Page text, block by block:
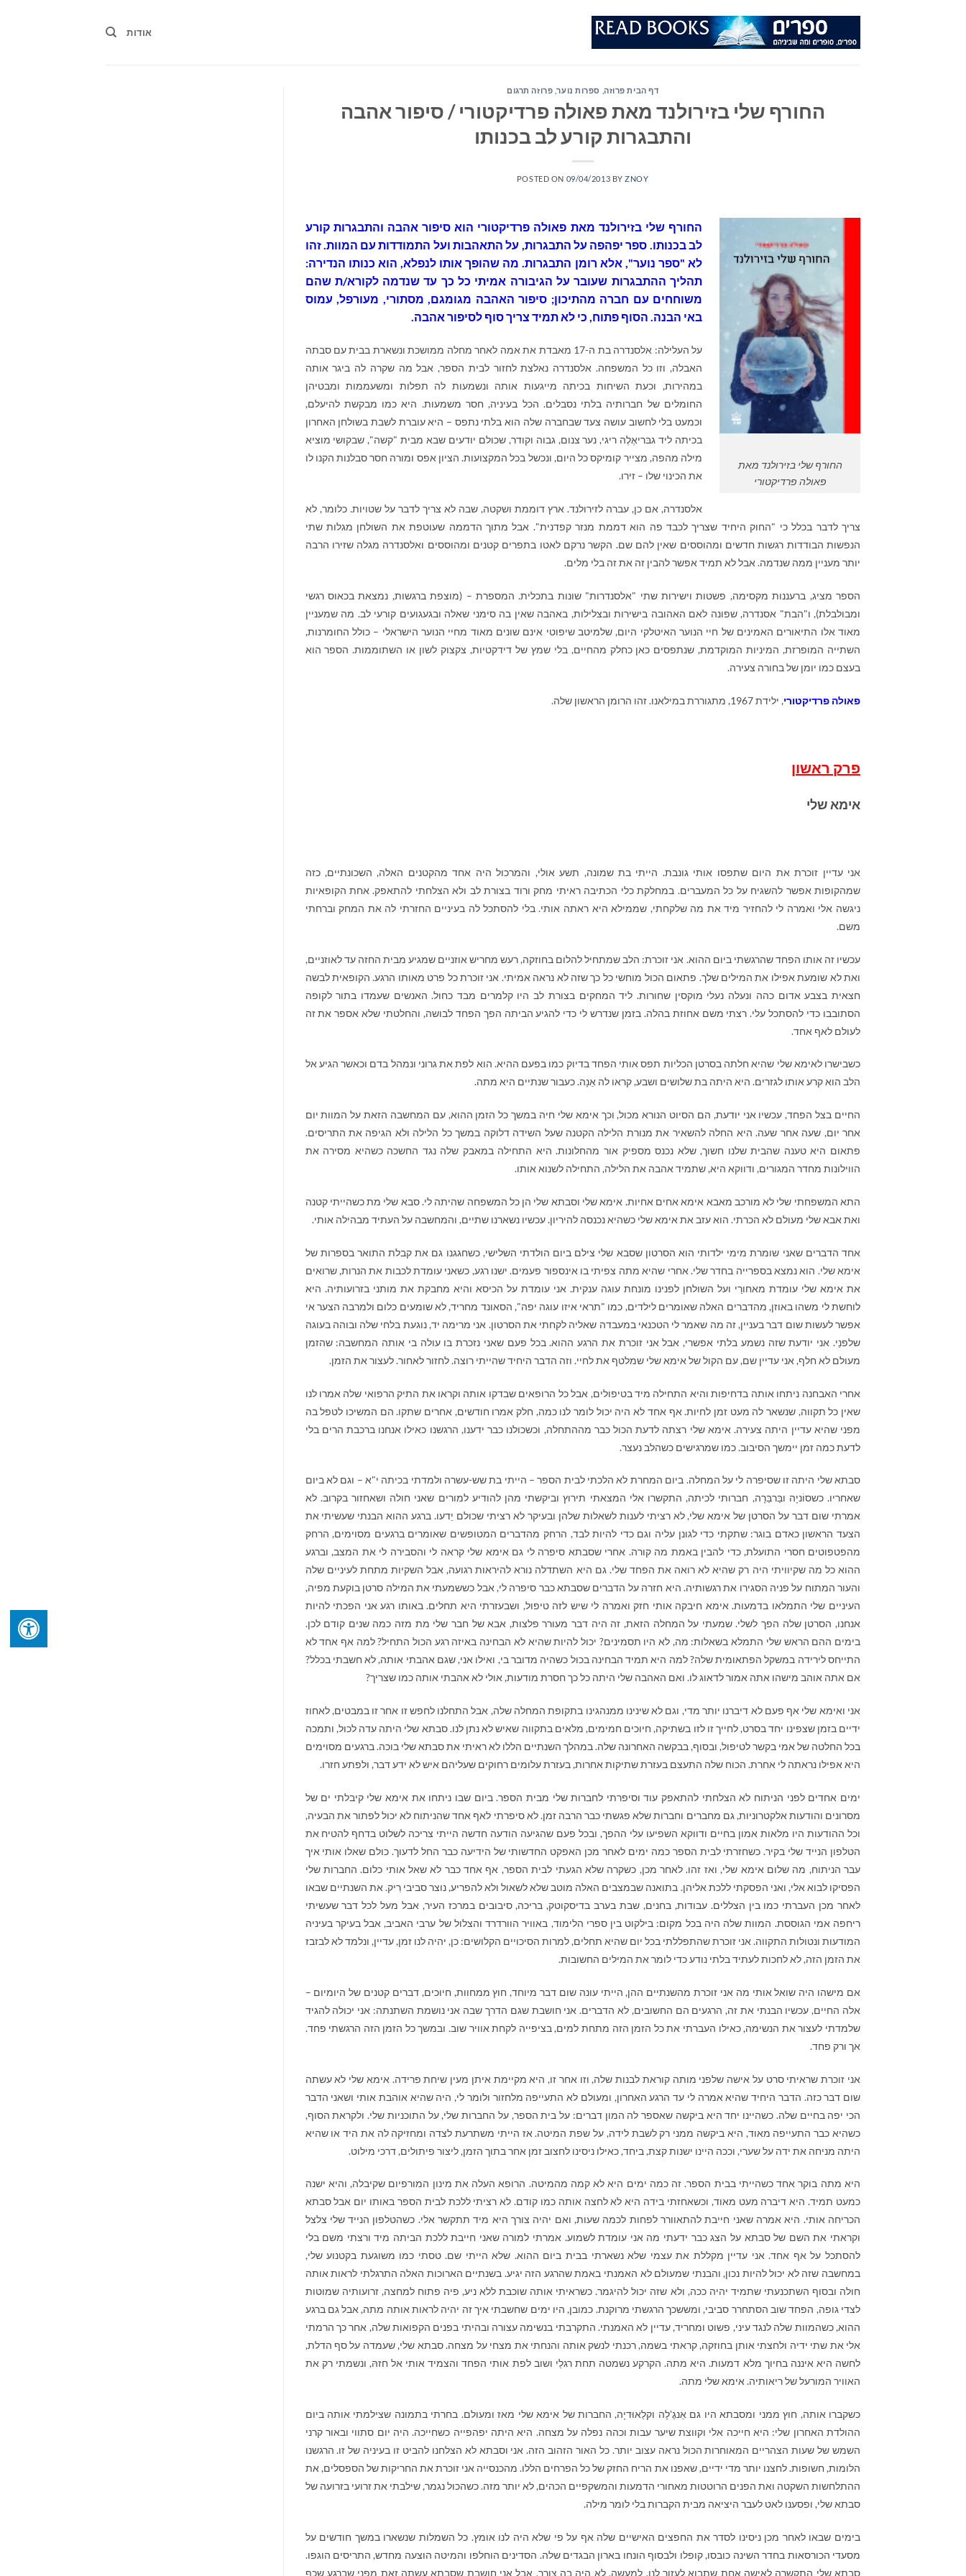
אודות
דף הבית פרוזה, ספרות נוער, פרוזה תרגום
החורף שלי בזירולנד מאת פאולה פרדיקטורי / סיפור אהבה
והתבגרות קורע לב בכנותו
POSTED ON 09/04/2013 BYZNOY
החורף שלי בזירולנד מאת
פאולה פרדיקטורי
החורף שלי בזירולנד מאת פאולה פרדיקטורי הוא סיפור אהבה והתבגרות קורע
לב בכנותו. ספר יפהפה על התבגרות, על התאהבות ועל התמודדות עם המוות. זהו
לא "ספר נוער", אלא רומן התבגרות. מה שהופך אותו לנפלא, הוא כנותו הנדירה:
תהליך ההתבגרות שעובר על הגיבורה אמיתי כל כך עד שנדמה לקורא/ת שהם
משוחחים עם חברה מהתיכון; סיפור האהבה מגומגם, מסתורי, מעורפל, עמוס
באי הבנה. הסוף פתוח, כי לא תמיד צריך סוף לסיפור אהבה.
על העלילה: אלסנדרה בת ה-17 מאבדת את אמה לאחר מחלה ממושכת ונשארת בבית עם סבתה
האבלה, וזו כל המשפחה. אלסנדרה נאלצת לחזור לבית הספר, אבל מה שקרה לה ביגר אותה
במהירות, וכעת השיחות בכיתה מייגעות אותה ונשמעות לה תפלות ומשעממות ומבטיהן
החומלים של חברותיה בלתי נסבלים. הכל בעיניה, חסר משמעות. היא כמו מבקשת להיעלם,
וכמעט בלי לחשוב עושה צעד שבחברה שלה הוא בלתי נתפס – היא עוברת לשבת בשולחן האחרון
בכיתה ליד גבּריאֶלֶה ריגי, נער צנום, גבוה וקודר, שכולם יודעים שבא מבית "קשה", שבקושי מוציא
מילה מהפה, מצייר קומיקס כל היום, ונכשל בכל המקצועות. הציון אפס ומורה חסר סבלנות הקנו לו
את הכינוי שלו – זירו.
אלסנדרה, אם כן, עברה לזירולנד. ארץ דוממת ושקטה, שבה לא צריך לדבר על שטויות. כלומר, לא
צריך לדבר בכלל כי "החוק היחיד שצריך לכבד פה הוא דממת מנזר קפדנית". אבל מתוך הדממה שעוטפת את השולחן מגלות שתי
הנפשות הבודדות רגשות חדשים ומהוססים שאין להם שם. הקשר נרקם לאטו בתפרים קטנים ומהוססים ואלסנדרה מגלה שזירו הרבה
יותר מעניין ממה שנדמה. אבל לא תמיד אפשר להבין זה את זה בלי מלים.
הספר מציג, ברעננות מקסימה, פשטות וישירות שתי "אלסנדרות" שונות בתכלית. המספרת – (מוצפת ברגשות, נמצאת בכאוס רגשי
ומבולבלת), ו"הבת" אסנדרה, שפונה לאם האהובה בישירות ובצלילות, באהבה שאין בה סימני שאלה ובגעגועים קורעי לב. מה שמעניין
מאוד אלו התיאורים האמינים של חיי הנוער האיטלקי היום, שלמיטב שיפוטי אינם שונים מאוד מחיי הנוער הישראלי – כולל החומרנות,
השתייה המופרזת, המיניות המוקדמת, שנתפסים כאן כחלק מהחיים, בלי שמץ של דידקטיות, צקצוק לשון או השתוממות. הספר הוא
בעצם כמו יומן של בחורה צעירה.
פאולה פרדיקטורי, ילידת 1967, מתגוררת במילאנו. זהו הרומן הראשון שלה.
פרק ראשון
אימא שלי
אני עדיין זוכרת את היום שתפסו אותי גונבת. הייתי בת שמונה, תשע אולי, והמרכול היה אחד מהקטנים האלה, השכונתיים, כזה
שמהקופות אפשר להשגיח על כל המעברים. במחלקת כלי הכתיבה ראיתי מחק ורוד בצורת לב ולא הצלחתי להתאפק. אחת הקופאיות
ניגשה אלי ואמרה לי להחזיר מיד את מה שלקחתי, שממילא היא ראתה אותי. בלי להסתכל לה בעיניים החזרתי לה את המחק וברחתי
משם.
עכשיו זה אותו הפחד שהרגשתי ביום ההוא. אני זוכרת: הלב שמתחיל להלום בחוזקה, רעש מחריש אוזניים שמגיע מבית החזה עד לאוזניים,
ואת לא שומעת אפילו את המילים שלך. פתאום הכול מוחשי כל כך שזה לא נראה אמיתי. אני זוכרת כל פרט מאותו הרגע. הקופאית לבשה
חצאית בצבע אדום כהה ונעלה נעלי מוקסין שחורות. ליד המחקים בצורת לב היו קלמרים מבד כחול. האנשים שעמדו בתור לקופה
הסתובבו כדי להסתכל עלי. רצתי משם אחוזת בהלה. בזמן שנדרש לי כדי להגיע הביתה הפך הפחד לבושה, והחלטתי שלא אספר את זה
לעולם לאף אחד.
כשבישרו לאימא שלי שהיא חלתה בסרטן הכליות תפס אותי הפחד בדיוק כמו בפעם ההיא. הוא לפת את גרוני ונמהל בדם וכאשר הגיע אל
הלב הוא קרע אותו לגזרים. היא היתה בת שלושים ושבע, קראו לה אַנָה. כעבור שנתיים היא מתה.
החיים בצל הפחד, עכשיו אני יודעת, הם הסיוט הנורא מכול, וכך אימא שלי חיה במשך כל הזמן ההוא, עם המחשבה הזאת על המוות יום
אחר יום, שעה אחר שעה. היא החלה להשאיר את מנורת הלילה הקטנה שעל השידה דלוקה במשך כל הלילה ולא הגיפה את התריסים.
פתאום היא טענה שהבית שלנו חשוך, שלא נכנס מספיק אור מהחלונות. היא התחילה במאבק שלה נגד החשכה כשהיא מסירה את
הווילונות מחדר המגורים, ודווקא היא, שתמיד אהבה את הלילה, התחילה לשנוא אותו.
התא המשפחתי שלי לא מורכב מאבא אימא אחים אחיות. אימא שלי וסבתא שלי הן כל המשפחה שהיתה לי. סבא שלי מת כשהייתי קטנה
ואת אבא שלי מעולם לא הכרתי. הוא עזב את אימא שלי כשהיא נכנסה להיריון. עכשיו נשארנו שתיים, והמחשבה על העתיד מבהילה אותי.
אחד הדברים שאני שומרת מימי ילדותי הוא הסרטון שסבא שלי צילם ביום הולדתי השלישי, כשחגגנו גם את קבלת התואר בספרות של
אימא שלי. הוא נמצא בספרייה בחדר שלי. אחרי שהיא מתה צפיתי בו אינספור פעמים. ישנו רגע, כשאני עומדת לכבות את הנרות, שרואים
את אימא שלי עומדת מאחורַי ועל השולחן לפנינו מונחת עוגה ענקית. אני עומדת על הכיסא והיא מחבקת את מותני בזרועותיה. היא
לוחשת לי משהו באוזן, מהדברים האלה שאומרים לילדים, כמו "תראי איזו עוגה יפה", הסאונד מחריד, לא שומעים כלום ולמרבה הצער אי
אפשר לעשות שום דבר בעניין, זה מה שאמר לי הטכנאי במעבדה שאליה לקחתי את הסרטון. אני מרימה יד, נוגעת בלחי שלה ובוהה בעוגה
שלפנַי. אני יודעת שזה נשמע בלתי אפשרי, אבל אני זוכרת את הרגע ההוא. בכל פעם שאני נזכרת בו עולה בי אותה המחשבה: שהזמן
מעולם לא חלף, אני עדיין שם, עם הקול של אימא שלי שמלטף את לחיי. וזה הדבר היחיד שהייתי רוצה. לחזור לאחור. לעצור את הזמן.
אחרי האבחנה ניתחו אותה בדחיפות והיא התחילה מיד בטיפולים, אבל כל הרופאים שבדקו אותה וקראו את התיק הרפואי שלה אמרו לנו
שאין כל תקווה, שנשאר לה מעט זמן לחיות. אף אחד לא היה יכול לומר לנו כמה, חלק אמרו חודשים, אחרים שתקו. הם המשיכו לטפל בה
מפני שהיא עדיין היתה צעירה. אימא שלי רצתה לדעת הכול כבר מההתחלה, וכשכולנו כבר ידענו, הרגשנו כאילו אנחנו ברכבת הרים בלי
לדעת כמה זמן יימשך הסיבוב. כמו שמרגישים כשהלב נעצר.
סבתא שלי היתה זו שסיפרה לי על המחלה. ביום המחרת לא הלכתי לבית הספר – הייתי בת שש-עשרה ולמדתי בכיתה י"א – וגם לא ביום
שאחריו. כשסוֹניָה ובַּרבַּרָה, חברותי לכיתה, התקשרו אלי המצאתי תירוץ וביקשתי מהן להודיע למורים שאני חולה ושאחזור בקרוב. לא
אמרתי שום דבר על הסרטן של אימא שלי, לא רציתי לענות לשאלות שלהן ובעיקר לא רציתי שכולם יֵדעו. ברגע ההוא הבנתי שעשיתי את
הצעד הראשון כאדם בוגר: שתקתי כדי לגונן עליה וגם כדי להיות לבד, הרחק מהדברים המטופשים שאומרים ברגעים מסוימים, הרחק
מהפטפוטים חסרי התועלת, כדי להבין באמת מה קורה. אחרי שסבתא סיפרה לי גם אימא שלי קראה לי והסבירה לי את המצב, וברגע
ההוא כל מה שקיוויתי היה רק שהיא לא רואה את הפחד שלי. גם היא השתדלה נורא להיראות רגועה, אבל השקיות מתחת לעיניים שלה
והעור המתוח על פניה הסגירו את רגשותיה. היא חזרה על הדברים שסבתא כבר סיפרה לי, אבל כששמעתי את המילה סרטן בוקעת מפיה,
העיניים שלי התמלאו בדמעות. אימא חיבקה אותי חזק ואמרה לי שיש לזה טיפול, ושבעזרתי היא תחלים. באותו רגע אני הפכתי להיות
אנחנו, הסרטן שלה הפך לשלי. שמעתי על המחלה הזאת, זה היה דבר מעורר פלצות, אבא של חבר שלי מת מזה כמה שנים קודם לכן.
בימים ההם הראש שלי התמלא בשאלות: מה, לא היו תסמינים? יכול להיות שהיא לא הבחינה באיזה רגע הכול התחיל? למה אף אחד לא
התייחס לירידה במשקל הפתאומית שלה? למה היא תמיד הבחינה בכול כשהיה מדובר בי, ואילו אני, שגם אהבתי אותה, לא חשבתי בכלל?
אם אתה אוהב מישהו אתה אמור לדאוג לו. ואם האהבה שלי היתה כל כך חסרת מודעות, אולי לא אהבתי אותה כמו שצריך?
אני ואימא שלי אף פעם לא דיברנו יותר מדי, וגם לא שינינו ממנהגינו בתקופת המחלה שלה, אבל התחלנו לחפש זו אחר זו במבטים, לאחוז
ידיים בזמן שצפינו יחד בסרט, לחייך זו לזו בשתיקה, חיוכים חמימים, מלאים בתקווה שאיש לא נתן לנו. סבתא שלי היתה עדה לכול, ותמכה
בכל החלטה של אמי בקשר לטיפול, ובסוף, בבקשה האחרונה שלה. במהלך השנתיים הללו לא ראיתי את סבתא שלי בוכה. ברגעים מסוימים
היא אפילו נראתה לי אחרת. הכוח שלה התעצם בעזרת שתיקות אחרות, בעזרת עלומים רחוקים שעליהם איש לא ידע דבר, ולפתע חזרו.
ימים אחדים לפני הניתוח לא הצלחתי להתאפק עוד וסיפרתי לחברות שלי מבית הספר. ביום שבו ניתחו את אימא שלי קיבלתי ים של
מסרונים והודעות אלקטרוניות, גם מחברים וחברות שלא פגשתי כבר הרבה זמן. לא סיפרתי לאף אחד שהניתוח לא יכול לפתור את הבעיה,
וכל ההודעות היו מלאות אמון בחיים ודווקא השפיעו עלי ההפך, ובכל פעם שהגיעה הודעה חדשה הייתי צריכה לשלוט בדחף להטיח את
הטלפון הנייד שלי בקיר. כשחזרתי לבית הספר כמה ימים לאחר מכן האפקט החדשותי של הידיעה כבר החל לדעוך. כולם שאלו אותי איך
עבר הניתוח, מה שלום אימא שלי, ואז זהו. לאחר מכן, כשקרה שלא הגעתי לבית הספר, אף אחד כבר לא שאל אותי כלום. החברות שלי
הפסיקו לבוא אלי, ואני הפסקתי ללכת אליהן. בתואנה שבמצבים האלה מוטב שלא לשאול ולא להפריע, נוצר סביבי רִיק. את השנתיים שבאו
לאחר מכן העברתי כמו בין הצללים. עבודות, בחנים, שבת בערב בדיסקוטק, בריכה, סיבובים במרכז העיר, אבל מעל לכל דבר שעשיתי
ריחפה אמי הגוססת. המוות שלה היה בכל מקום: בילקוט בין ספרי הלימוד, באוויר הוורדרד והצלול של ערבי האביב, אבל בעיקר בעיניה
המודעות ונטולות התקווה. אני זוכרת שהתפללתי בכל יום שהיא תחלים, למרות הסיכויים הקלושים: כן, יהיה לנו זמן, עדיין, ונלמד לא לבזבז
את הזמן הזה, לא לחכות לעתיד בלתי נודע כדי לומר את המילים החשובות.
אם מישהו היה שואל אותי מה אני זוכרת מהשנתיים ההן, הייתי עונה שום דבר מיוחד, חוץ ממחוות, חיוכים, דברים קטנים של היומיום –
אלה החיים, עכשיו הבנתי את זה, הרגעים הם החשובים, לא הדברים. אני חושבת שגם הדרך שבה אני נושמת השתנתה: אני יכולה להגיד
שלמדתי לעצור את הנשימה, כאילו העברתי את כל הזמן הזה מתחת למים, בציפייה לקחת אוויר שוב. ובמשך כל הזמן הזה הרגשתי פחד.
אך ורק פחד.
אני זוכרת שראיתי סרט על אישה שלפני מותה קוראת לבנות שלה, וזו אחר זו, היא מקיימת איתן מעין שיחת פרידה. אימא שלי לא עשתה
שום דבר כזה. הדבר היחיד שהיא אמרה לי עד הרגע האחרון, ומעולם לא התעייפה מלחזור ולומר לי, היה שהיא אוהבת אותי ושאני הדבר
הכי יפה בחיים שלה. כשהיינו יחד היא ביקשה שאספר לה המון דברים: על בית הספר, על החברות שלי, על התוכניות שלי. ולקראת הסוף,
כשהיא כבר התעייפה מאוד, היא ביקשה ממני רק לשבת לידה, על שפת המיטה. אז הייתי משתרעת לצדה ומחזיקה לה את היד או שהיא
היתה מניחה את ידה על שערי, וככה היינו ישנות קצת, ביחד, כאילו ניסינו לחצוב זמן אחר בתוך הזמן, ליצור פיתולים, דרכי מילוט.
היא מתה בוקר אחד כשהייתי בבית הספר. זה כמה ימים היא לא קמה מהמיטה. הרופא העלה את מינון המורפיום שקיבלה, והיא ישנה
כמעט תמיד. היא דיברה מעט מאוד, וכשאחזתי בידה היא לא לחצה אותה כמו קודם. לא רציתי ללכת לבית הספר באותו יום אבל סבתא
הכריחה אותי. היא אמרה שאני חייבת להתאוורר לפחות לכמה שעות, ואם יהיה צורך היא מיד תתקשר אלי. כשהטלפון הנייד שלי צלצל
וקראתי את השם של סבתא על הצג כבר ידעתי מה אני עומדת לשמוע. אמרתי למורה שאני חייבת ללכת הביתה מיד ורצתי משם בלי
להסתכל על אף אחד. אני עדיין מקללת את עצמי שלא נשארתי בבית ביום ההוא. שלא הייתי שם. טסתי כמו משוגעת בקטנוע שלי,
במחשבה שזה לא יכול להיות נכון, והבנתי שמעולם לא האמנתי באמת שהרגע הזה יגיע. בשנתיים הארוכות האלה התרגלתי לראות אותה
חולה ובסוף השתכנעתי שתמיד יהיה ככה, ולא שזה יכול להיגמר. כשראיתי אותה שוכבת ללא ניע, פיה פתוח למחצה, זרועותיה שמוטות
לצדי גופה, הפחד שוב הסתחרר סביבי, ומששכך הרגשתי מרוקנת. כמובן, היו ימים שחשבתי איך זה יהיה לראות אותה מתה, אבל גם ברגע
ההוא, כשהמוות שלה לנגד עיני, פשוט ומחריד, עדיין לא האמנתי. התקרבתי בנשימה עצורה ובהיתי בפנים הקפואות שלה, אחר כך הרמתי
אלי את שתי ידיה ולחצתי אותן בחוזקה, קראתי בשמה, רכנתי לנשק אותה והנחתי את מצחי על מצחה. סבתא שלי, שעמדה על סף הדלת,
לחשה היא איננה בחיוך מלא דמעות. היא מתה. הקרקע נשמטה תחת רגלַי ושוב לפת אותי הפחד והצמיד אותי אל חזהּ, ונשמתי רק את
האוויר המורעל של ריאותיה. אימא שלי מתה.
כשקברו אותה, חוץ ממני ומסבתא היו גם אַנגֶ'לָה וקלַאוּדיָה, החברות של אימא שלי מאז ומעולם. בחרתי בתמונה שצילמתי אותה ביום
ההולדת האחרון שלי: היא חייכה אלי וקווצת שיער עבות וכהה נפלה על מצחה. היא היתה יפהפייה כשחייכה. היה יום סתווי ובאור קרני
השמש של שעות הצהריים המאוחרות הכול נראה עצוב יותר. כל האור הזהוב הזה. אני וסבתא לא הצלחנו להביט זו בעיניה של זו. הרגשנו
הלומות, חשופות. לחצנו יותר מדי ידיים, שאפנו את הריח החזק של כל הפרחים הללו. מהכנסייה אני זוכרת את החריקות של הספסלים, את
ההתלחשות השקטה ואת הפנים הרוטטות מאחורי הדמעות והמשקפיים הכהים, לא יותר מזה. כשהכול נגמר, שילבתי את זרועי בזרועה של
סבתא שלי, ופסענו לאט לעבר היציאה מבית הקברות בלי לומר מילה.
בימים שבאו לאחר מכן ניסינו לסדר את החפצים האישיים שלה אף על פי שלא היה לנו אומץ. כל השמלות שנשארו במשך חודשים על
מסעדי הכורסאות בחדר השינה כובסו, קופלו ולבסוף הונחו בארון הבגדים שלה. הסדינים הוחלפו והמיטה הוצעה מחדש, התריסים הוגפו.
סבתא שלי התקשרה לאישה אחת שתבוא לעזור לנו. למעשה, לא היה בה צורך, אבל אני חושבת שסבתא עשתה זאת מפני שברגע שכף